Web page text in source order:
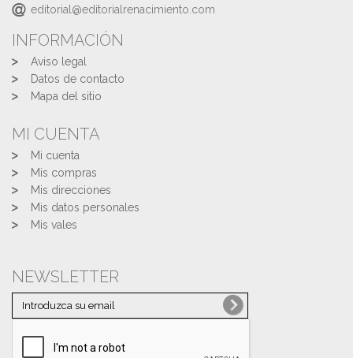
editorial@editorialrenacimiento.com
INFORMACIÓN
Aviso legal
Datos de contacto
Mapa del sitio
MI CUENTA
Mi cuenta
Mis compras
Mis direcciones
Mis datos personales
Mis vales
NEWSLETTER